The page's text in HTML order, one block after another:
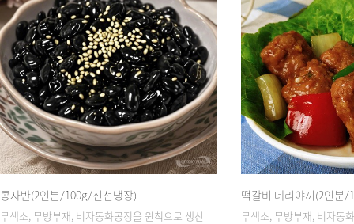
콩자반(2인분/100g/신선냉장)
무색소, 무방부재, 비자동화공정을 원칙으로 생산
떡갈비 데리야끼(2인분
무색소, 무방부재, 비자동